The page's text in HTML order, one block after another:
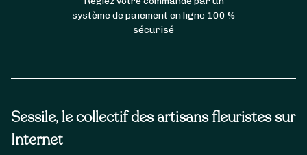
Sessile, le collectif des artisans fleuristes sur
Internet
système de paiement en ligne 100 %
sécurisé